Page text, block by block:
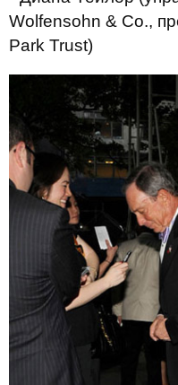
Wolfensohn & Co.,
Park Trust)